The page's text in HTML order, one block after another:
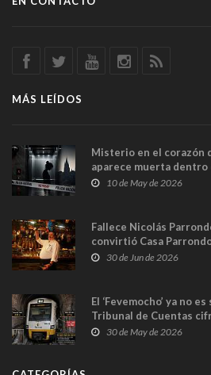
MÁS LEÍDOS
Misterio en el corazón
aparece muerta
y las cámaras captan
10 de May de 2026
Fallece Nicolás
convirtió Casa
en Madrid
30 de Jun de 2026
El ‘Fevemocho’ ya no
Tribunal de Cuentas
sobrecoste de los
30 de May de 2026